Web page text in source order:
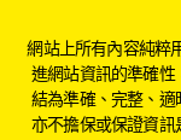
網站上所有內容純粹
進網站資訊的準確
結為準確、完整、適
亦不擔保或保證資